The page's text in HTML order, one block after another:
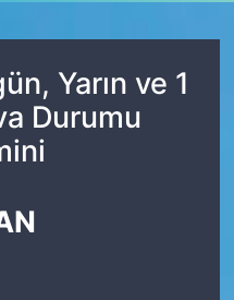
Yarın ve 1
Durumu